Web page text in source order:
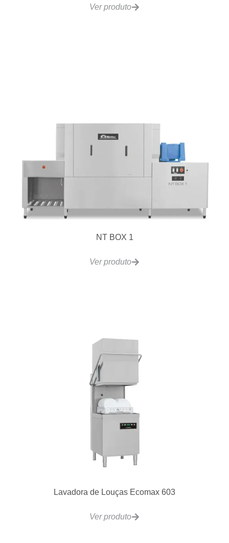
Ver produto
NT BOX 1
Ver produto
Lavadora de Louças Ecomax 603
Ver produto